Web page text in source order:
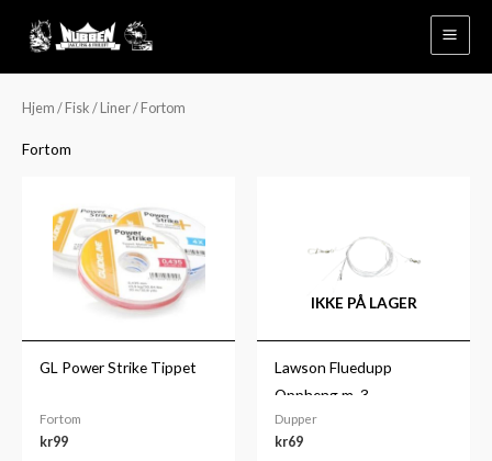
Hjem / Fisk / Liner/ Fortom
Fortom
GL Power Strike Tippet
Fortom
kr99
IKKE PÅ LAGER
Lawson Fluedupp
Oppheng m. 3
fluesnappere 160cm
0,30mm
Dupper
kr69